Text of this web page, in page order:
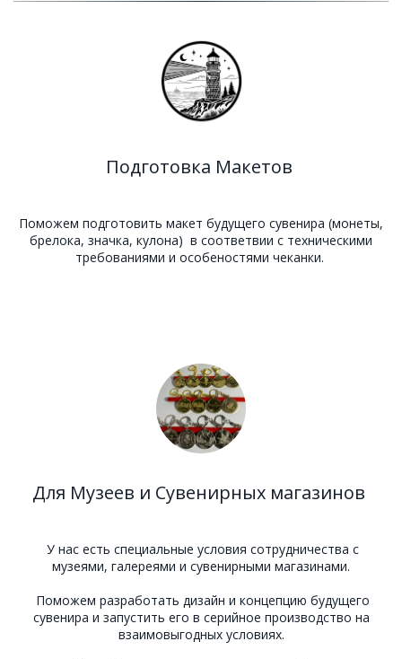
Подготовка Макетов
Поможем подготовить макет будущего сувенира (монеты,
брелока, значка, кулона) в соответвии с техническими
требованиями и особеностями чеканки.
Для Музеев и Сувенирных магазинов
У нас есть специальные условия сотрудничества с
музеями, галереями и сувенирными магазинами.
Поможем разработать дизайн и концепцию будущего
сувенира и запустить его в серийное производство на
взаимовыгодных условиях.